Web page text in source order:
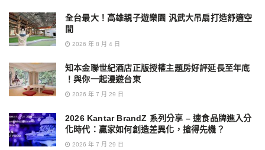
全台最大！高雄親子遊樂園 汎武大吊扇打造舒適空
間
2026 年 8 月 4 日
知本金聯世紀酒店正版授權主題房好評延長至年底
！與你一起漫遊台東
2026 年 7 月 29 日
2026 Kantar BrandZ 系列分享 – 速食品牌進入分
化時代：贏家如何創造差異化，搶得先機？
2026 年 7 月 29 日